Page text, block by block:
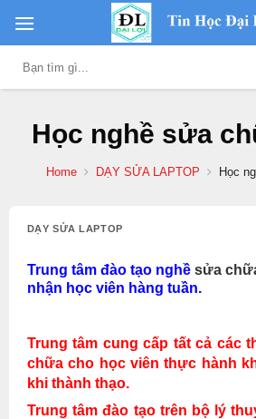
content
Học nghề sửa
Home DẠY SỬA LAPTOP Học
DẠY SỬA LAPTOP
Trung tâm đào tạo nghề sửa
nhận học viên hàng tuần.
Trung tâm cung cấp tất cả các
chữa cho học viên thực hành
khi thành thạo.
Trung tâm đào tạo trên bộ lý